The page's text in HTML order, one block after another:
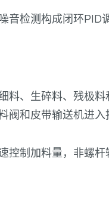
音检测构成闭环PID
料、生碎料、残极
和皮带输送机进入
制加料量，非螺杆